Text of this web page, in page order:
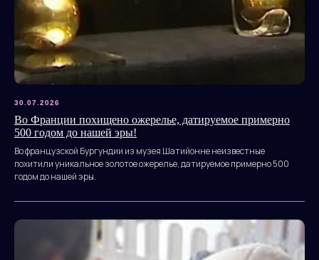
30.07.2026
Во Франции похищено ожерелье, датируемое примерно
500 годом до нашей эры!
Во французской Бургундии из музея Шатийонне неизвестные
похитили уникальное золотое ожерелье, датируемое примерно 500
годом до нашей эры.